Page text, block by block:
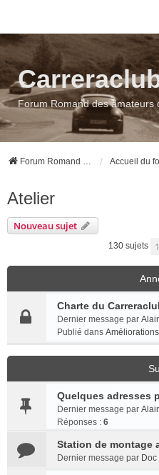
Forum Romand des amateurs
Forum Romand des amateurs de Porsche Accueil du
Atelier
Nouveau sujet
130 sujets 1
Charte du
Dernier message par
Publié dans
Quelques adresses
Dernier message par
Réponses : 6
Station de montage
Dernier message par Doc